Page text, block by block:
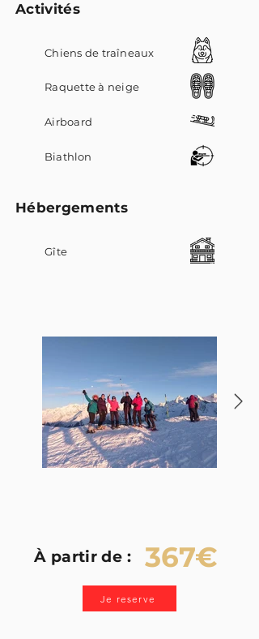
Activités
Chiens de traîneaux
Raquette à neige
Airboard
Biathlon
Hébergements
Gîte
​À partir de : 367€
Je reserve